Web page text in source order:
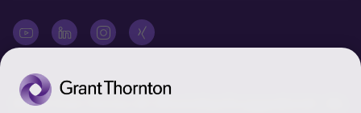
© 2026 Grant Thornton AG Wirtschaftsprüfungsgesellschaft - Alle